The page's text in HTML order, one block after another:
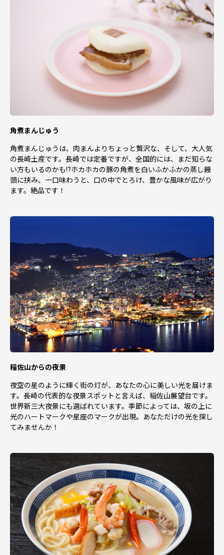
角煮まんじゅう
角煮まんじゅうは、肉まんよりちょっと贅沢な、そして、大人気
の長崎土産です。長崎では定番ですが、全国的には、まだ知らな
い方もいるのかも!?ホカホカの豚の角煮を白いふかふかの蒸し饅
頭に挟み、一口味わうと、口の中でとろけ、豊かな風味が広がり
ます。絶品です！
稲佐山からの夜景
夜空の星のように輝く街の灯が、あなたの心に美しい光を届けま
す。長崎の代表的な夜景スポットと言えば、稲佐山展望台です。
世界新三大夜景にも選ばれています。季節によっては、坂の上に
光のハートマークや星座のマークが出現。あなただけの光を探し
てみませんか！